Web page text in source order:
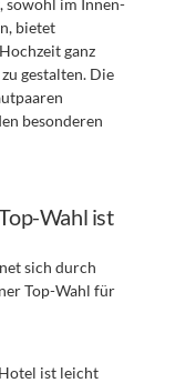
sowohl im Innen-
bietet
ganz
gestalten. Die
besonderen
Wahl ist
sich durch
Top-Wahl für
ist leicht